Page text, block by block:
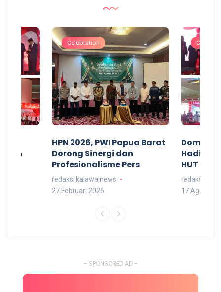
Celebration
HPN 2026, PWI Papua Barat
Dorong Sinergi dan
Profesionalisme Pers
redaksi kalawainews
27 Februari 2026
Hadiri
HUT RI
redaksi
17 Agustus
- SPONSORED AD -